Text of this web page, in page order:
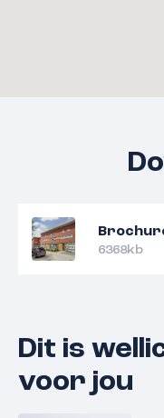
6368kb
Dit is
voor jou
Portier l Iris l